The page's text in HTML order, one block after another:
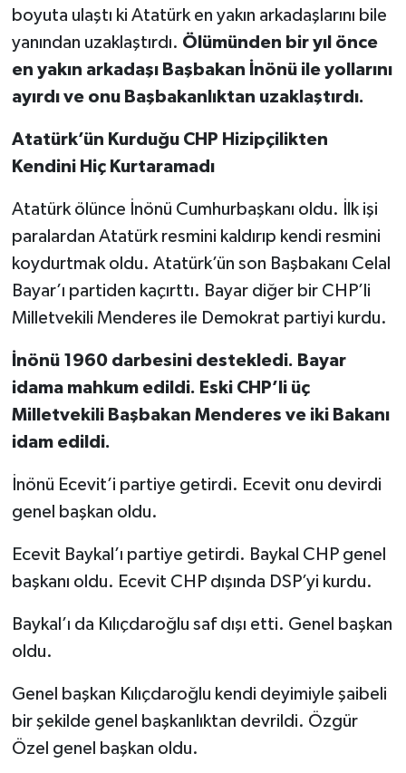
boyuta ulaştı ki Atatürk en yakın arkadaşlarını bile
yanından uzaklaştırdı. Ölümünden bir yıl önce
en yakın arkadaşı Başbakan İnönü ile yollarını
ayırdı ve onu Başbakanlıktan uzaklaştırdı.
Atatürk’ün Kurduğu CHP Hizipçilikten
Kendini Hiç Kurtaramadı
Atatürk ölünce İnönü Cumhurbaşkanı oldu. İlk işi
paralardan Atatürk resmini kaldırıp kendi resmini
koydurtmak oldu. Atatürk’ün son Başbakanı Celal
Bayar’ı partiden kaçırttı. Bayar diğer bir CHP’li
Milletvekili Menderes ile Demokrat partiyi kurdu.
İnönü 1960 darbesini destekledi. Bayar
idama mahkum edildi. Eski CHP’li üç
Milletvekili Başbakan Menderes ve iki Bakanı
idam edildi.
İnönü Ecevit’i partiye getirdi. Ecevit onu devirdi
genel başkan oldu.
Ecevit Baykal’ı partiye getirdi. Baykal CHP genel
başkanı oldu. Ecevit CHP dışında DSP’yi kurdu.
Baykal’ı da Kılıçdaroğlu saf dışı etti. Genel başkan
oldu.
Genel başkan Kılıçdaroğlu kendi deyimiyle şaibeli
bir şekilde genel başkanlıktan devrildi. Özgür
Özel genel başkan oldu.